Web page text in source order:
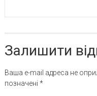
Залишити
Ваша e-mail адреса не
позначені *